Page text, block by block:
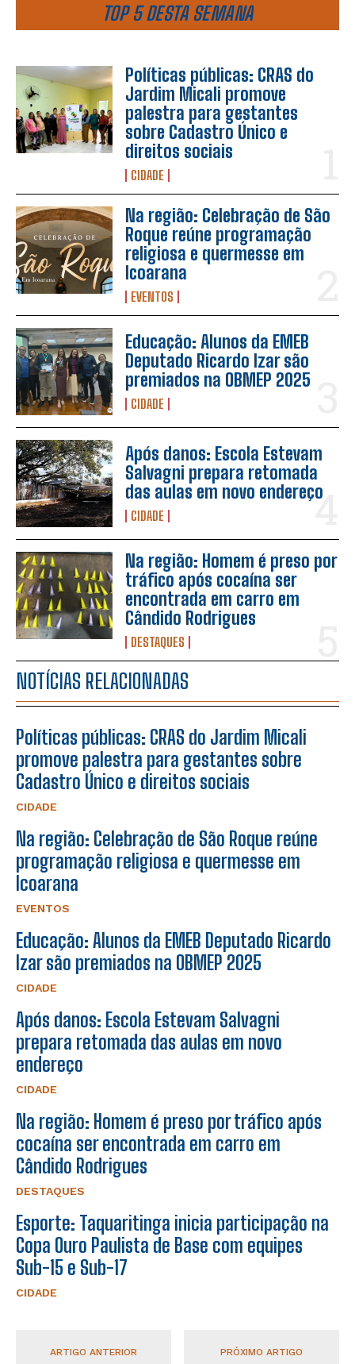
TOP 5 DESTA SEMANA
Políticas públicas: CRAS do
Jardim Micali promove
palestra para gestantes
sobre Cadastro Único e
direitos sociais
CIDADE
Na região: Celebração de São
Roque reúne programação
religiosa e quermesse em
Icoarana
EVENTOS
Educação: Alunos da EMEB
Deputado Ricardo Izar são
premiados na OBMEP 2025
CIDADE
Após danos: Escola Estevam
Salvagni prepara retomada
das aulas em novo endereço
CIDADE
Na região: Homem é preso por
tráfico após cocaína ser
encontrada em carro em
Cândido Rodrigues
DESTAQUES
NOTÍCIAS RELACIONADAS
Políticas públicas: CRAS do Jardim Micali
promove palestra para gestantes sobre
Cadastro Único e direitos sociais
CIDADE
Na região: Celebração de São Roque reúne
programação religiosa e quermesse em
Icoarana
EVENTOS
Educação: Alunos da EMEB Deputado Ricardo
Izar são premiados na OBMEP 2025
CIDADE
Após danos: Escola Estevam Salvagni
prepara retomada das aulas em novo
endereço
CIDADE
Na região: Homem é preso por tráfico após
cocaína ser encontrada em carro em
Cândido Rodrigues
DESTAQUES
Esporte: Taquaritinga inicia participação na
Copa Ouro Paulista de Base com equipes
Sub-15 e Sub-17
CIDADE
ARTIGO ANTERIOR PRÓXIMO ARTIGO